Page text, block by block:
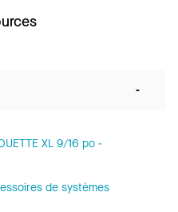
-
XL 9/16 po -
de systèmes